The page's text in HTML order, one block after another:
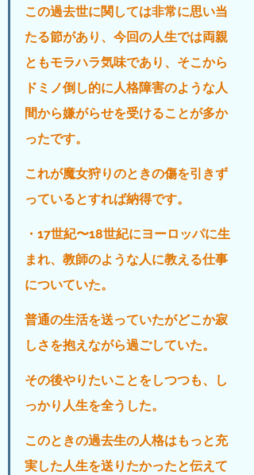
この過去世に関しては非常に思い当
たる節があり、今回の人生では両親
ともモラハラ気味であり、そこから
ドミノ倒し的に人格障害のような人
間から嫌がらせを受けることが多か
ったです。
これが魔女狩りのときの傷を引きず
っているとすれば納得です。
・17世紀〜18世紀にヨーロッパに生
まれ、教師のような人に教える仕事
についていた。
普通の生活を送っていたがどこか寂
しさを抱えながら過ごしていた。
その後やりたいことをしつつも、し
っかり人生を全うした。
このときの過去生の人格はもっと充
実した人生を送りたかったと伝えて